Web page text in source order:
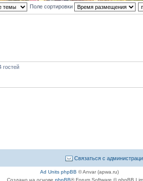
Поле сортировки
гостей
Связаться с
Ad Units phpBB © Anvar (apwa.ru)
Создано на основе phpBB® Forum Software © phpBB